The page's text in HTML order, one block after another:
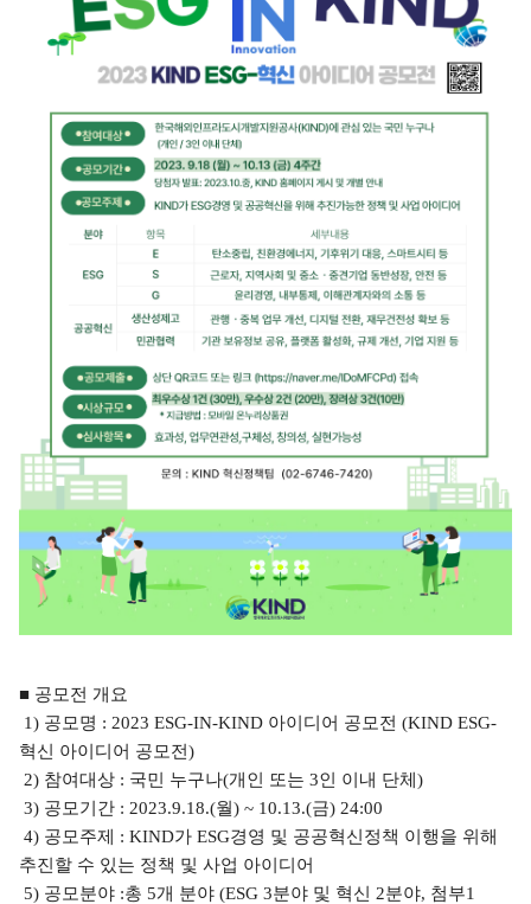
■ 공모전 개요
1) 공모명 : 2023 ESG-IN-KIND 아이디어 공모전 (KIND ESG-
혁신 아이디어 공모전)
2) 참여대상 : 국민 누구나(개인 또는 3인 이내 단체 )
3) 공모기간 : 2023.9.18.(월) ~ 10.13.(금) 24:00
4) 공모주제 : KIND가 ESG경영 및 공공혁신정책 이행을 위해
추진할 수 있는 정책 및 사업 아이디어
5) 공모분야 :총 5개 분야 (ESG 3분야 및 혁신 2분야, 첨부1